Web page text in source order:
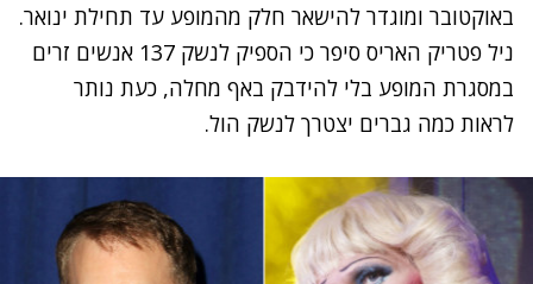
באוקטובר ומוגדר להישאר חלק מהמופע עד תחילת ינואר.
ניל פטריק האריס סיפר כי הספיק לנשק 137 אנשים זרים
במסגרת המופע בלי להידבק באף מחלה, כעת נותר
לראות כמה גברים יצטרך לנשק הול.